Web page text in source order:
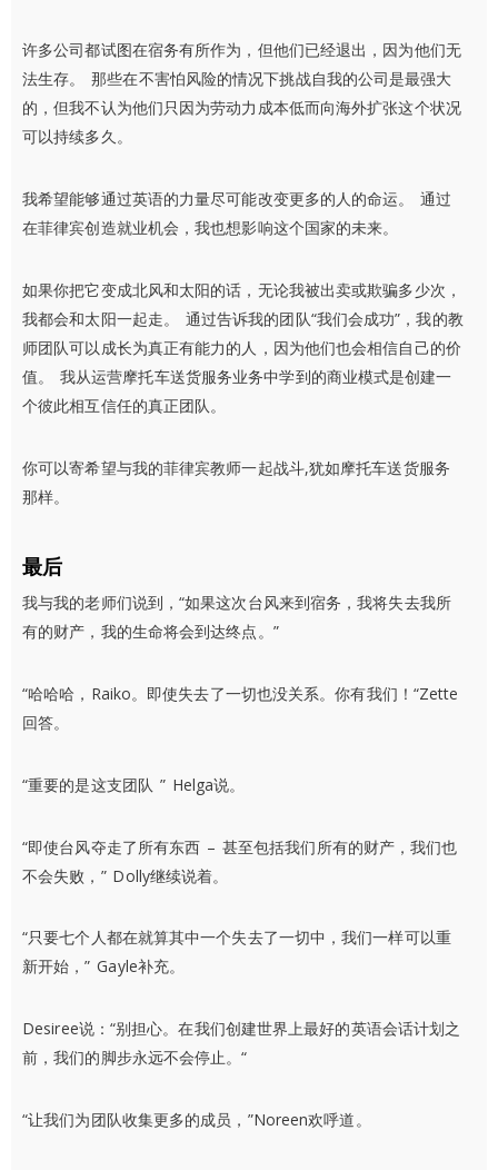
许多公司都试图在宿务有所作为，但他们已经退出，因为他们无
法生存。 那些在不害怕风险的情况下挑战自我的公司是最强大
的，但我不认为他们只因为劳动力成本低而向海外扩张这个状况
可以持续多久。
我希望能够通过英语的力量尽可能改变更多的人的命运。 通过
在菲律宾创造就业机会，我也想影响这个国家的未来。
如果你把它变成北风和太阳的话，无论我被出卖或欺骗多少次，
我都会和太阳一起走。 通过告诉我的团队“我们会成功”，我的教
师团队可以成长为真正有能力的人，因为他们也会相信自己的价
值。 我从运营摩托车送货服务业务中学到的商业模式是创建一
个彼此相互信任的真正团队。
你可以寄希望与我的菲律宾教师一起战斗,犹如摩托车送货服务
那样。
最后
我与我的老师们说到，“如果这次台风来到宿务，我将失去我所
有的财产，我的生命将会到达终点。”
“哈哈哈，Raiko。即使失去了一切也没关系。你有我们！“Zette
回答。
“重要的是这支团队 ” Helga说。
“即使台风夺走了所有东西 – 甚至包括我们所有的财产，我们也
不会失败，” Dolly继续说着。
“只要七个人都在就算其中一个失去了一切中，我们一样可以重
新开始，” Gayle补充。
Desiree说：“别担心。在我们创建世界上最好的英语会话计划之
前，我们的脚步永远不会停止。“
“让我们为团队收集更多的成员，”Noreen欢呼道。